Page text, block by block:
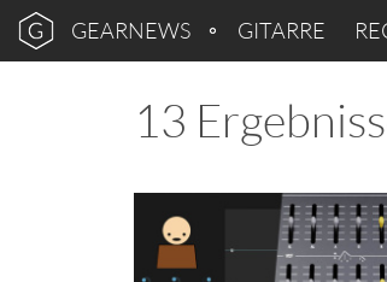
GEARNEWS GITARRE
13